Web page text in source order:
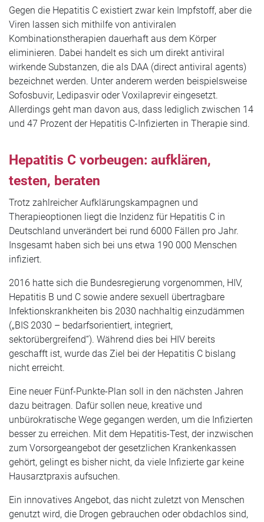
Gegen die Hepatitis C existiert zwar kein Impfstoff, aber die
Viren lassen sich mithilfe von antiviralen
Kombinationstherapien dauerhaft aus dem Körper
eliminieren. Dabei handelt es sich um direkt antiviral
wirkende Substanzen, die als DAA (direct antiviral agents)
bezeichnet werden. Unter anderem werden beispielsweise
Sofosbuvir, Ledipasvir oder Voxilaprevir eingesetzt.
Allerdings geht man davon aus, dass lediglich zwischen 14
und 47 Prozent der Hepatitis C-Infizierten in Therapie sind.
Hepatitis C vorbeugen: aufklären,
testen, beraten
Trotz zahlreicher Aufklärungskampagnen und
Therapieoptionen liegt die Inzidenz für Hepatitis C in
Deutschland unverändert bei rund 6000 Fällen pro Jahr.
Insgesamt haben sich bei uns etwa 190 000 Menschen
infiziert.
2016 hatte sich die Bundesregierung vorgenommen, HIV,
Hepatitis B und C sowie andere sexuell übertragbare
Infektionskrankheiten bis 2030 nachhaltig einzudämmen
(„BIS 2030 – bedarfsorientiert, integriert,
sektorübergreifend“). Während dies bei HIV bereits
geschafft ist, wurde das Ziel bei der Hepatitis C bislang
nicht erreicht.
Eine neuer Fünf-Punkte-Plan soll in den nächsten Jahren
dazu beitragen. Dafür sollen neue, kreative und
unbürokratische Wege gegangen werden, um die Infizierten
besser zu erreichen. Mit dem Hepatitis-Test, der inzwischen
zum Vorsorgeangebot der gesetzlichen Krankenkassen
gehört, gelingt es bisher nicht, da viele Infizierte gar keine
Hausarztpraxis aufsuchen.
Ein innovatives Angebot, das nicht zuletzt von Menschen
genutzt wird, die Drogen gebrauchen oder obdachlos sind,